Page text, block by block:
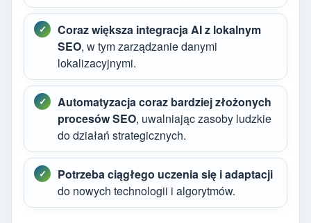
Coraz większa integracja AI z lokalnym
SEO, w tym zarządzanie danymi
lokalizacyjnymi.
Automatyzacja coraz bardziej złożonych
procesów SEO, uwalniając zasoby ludzkie
do działań strategicznych.
Potrzeba ciągłego uczenia się i adaptacji
do nowych technologii i algorytmów.